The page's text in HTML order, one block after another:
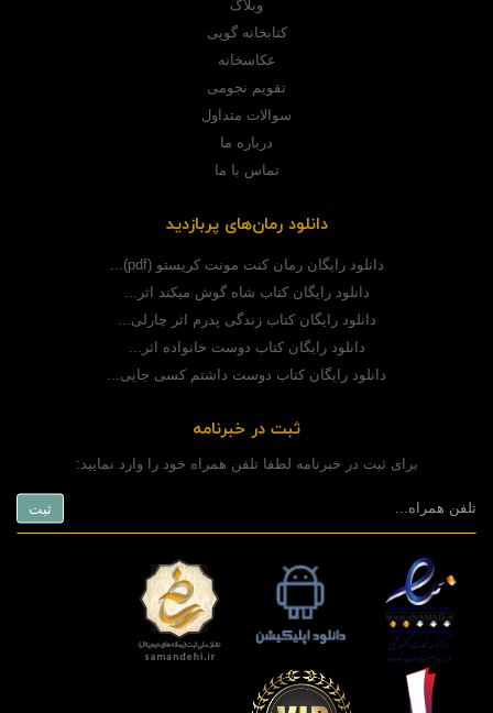
وبلاگ
کتابخانه گوپی
عکاسخانه
تقویم نجومی
سوالات متداول
درباره ما
تماس با ما
دانلود رمان‌های پربازدید
دانلود رایگان رمان کنت مونت کریستو (pdf)...
دانلود رایگان کتاب شاه گوش میکند اثر...
دانلود رایگان کتاب زندگی پدرم اثر چارلی...
دانلود رایگان کتاب دوست خانواده اثر...
دانلود رایگان کتاب دوست داشتم کسی جایی...
ثبت در خبرنامه
برای ثبت در خبرنامه لطفا تلفن همراه خود را وارد نمایید: